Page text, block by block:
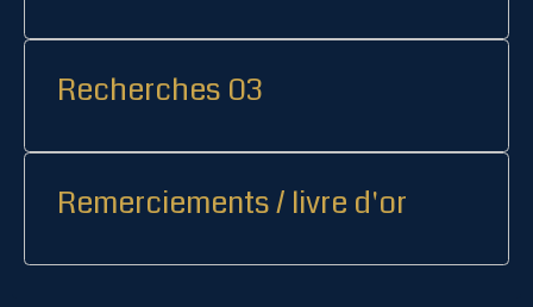
Recherches 03
Remerciements / livre d'or